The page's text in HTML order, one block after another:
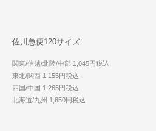
佐川急便120サイズ
関東/信越/北陸/中部 1,045円税込
東北/関西 1,155円税込
四国/中国 1,265円税込
北海道/九州 1,650円税込